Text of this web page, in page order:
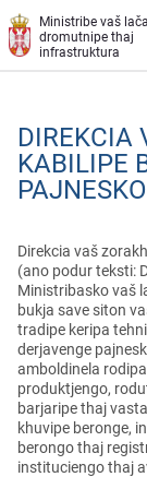
Skip to main content
Ministribe vaš
dromutnipe thaj
infrastruktura
DIREKCIA
KABILIPE
Direkcia vaš
(ano podur teksti:
Ministribasko vaš
bukja save siton
tradipe keripa
derjavenge
amboldinela
produktjengo,
barjaripe thaj
khuvipe beronge,
berongo thaj
instituciengo thaj